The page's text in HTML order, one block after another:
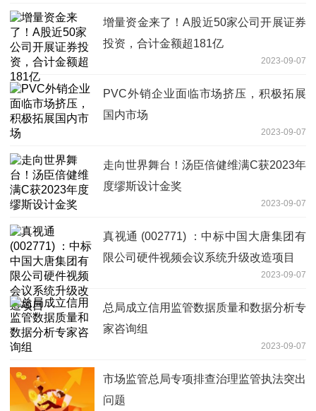
增量资金来了！A股近50家公司开展证券
投资，合计金额超181亿
2023-09-07
PVC外销企业面临市场挤压，积极拓展
国内市场
2023-09-07
走向世界舞台！汤臣倍健维满C获2023年
度缪斯设计金奖
2023-09-07
真视通 (002771) ：中标中国大唐集团有
限公司硬件视频会议系统升级改造项目
2023-09-07
总局成立信用监管数据质量和数据分析专
家咨询组
2023-09-07
市场监管总局专项排查治理监管执法突出
问题